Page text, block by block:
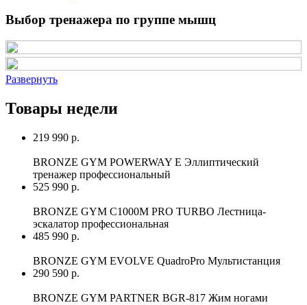
Выбор тренажера по группе мышц
Развернуть
Товары недели
219 990 р.
BRONZE GYM POWERWAY E Эллиптический
тренажер профессиональный
525 990 р.
BRONZE GYM C1000M PRO TURBO Лестница-
эскалатор профессиональная
485 990 р.
BRONZE GYM EVOLVE QuadroPro Мультистанция
290 590 р.
BRONZE GYM PARTNER BGR-817 Жим ногами